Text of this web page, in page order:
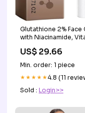
Glutathione 2% Face
with Niacinamide,
US$ 29.66
Min. order: 1 piece
★★★★★4.8 (11
Sold : Login>>